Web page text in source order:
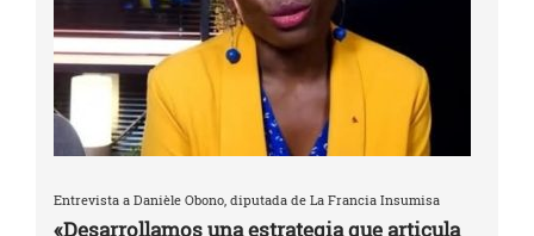
Entrevista a Danièle Obono, diputada de La Francia Insumisa
«Desarrollamos una estrategia que articula